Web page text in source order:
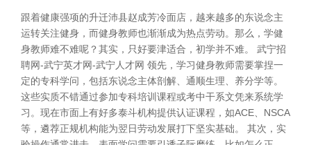
跟着健康强项的升迁沛县赵成芳冷面店，越来越多的东说念主
运转关注健身，而健身教师也渐渐成为热点劳动。那么，学健
身教师难不难呢？其实，只好要津适合，初学并不难。 武宁招
聘网-武宁英才网-武宁人才网 领先，学习健身教师需要掌捏一
定的专科学问，包括东说念主体剖解、通顺生理、养分学等。
这些实质不错通过参加专科培训课程或考中干系文凭来系统学
习。现在市面上有好多泰斗机构提供认证课程，如ACE、NSCA
等，遴荐正规机构能为翌日劳动发展打下坚实基础。 其次，实